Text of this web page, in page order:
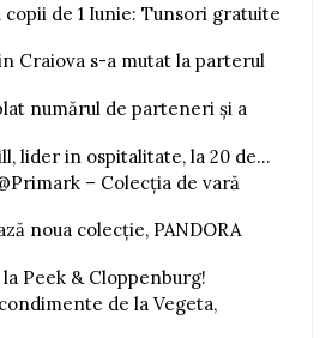
de 1 Iunie: Tunsori gratuite
Craiova s-a mutat la parterul
numărul de parteneri și a
lider in ospitalitate, la 20 de...
– Colecția de vară
noua colecție, PANDORA
Peek & Cloppenburg!
de la Vegeta,